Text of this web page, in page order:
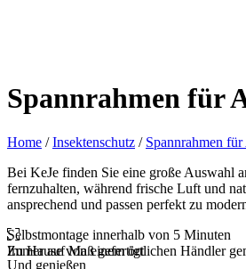
Spannrahmen für
Home / Insektenschutz / Spannrahmen
Bei KeJe finden Sie eine große Auswahl
fernzuhalten, während frische Luft und
ansprechend und passen perfekt zu
Selbstmontage innerhalb von 5 Minuten
Und genießen
Zu Hause von einem örtlichen Händler
Immer auf Maß gefertigt